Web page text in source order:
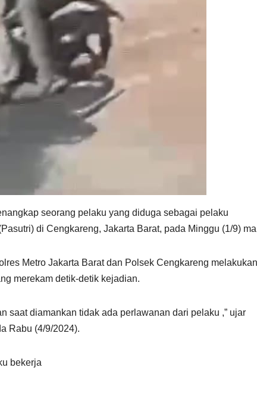
seorang pelaku yang diduga sebagai pelaku
di Cengkareng, Jakarta Barat, pada Minggu (1/9)
Metro Jakarta Barat dan Polsek Cengkareng melakukan
merekam detik-detik kejadian.
saat diamankan tidak ada perlawanan dari pelaku ,” ujar
Rabu (4/9/2024).
bekerja